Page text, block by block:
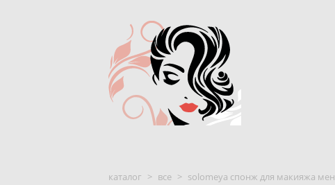
каталог > все > solomeya спонж для макияжа